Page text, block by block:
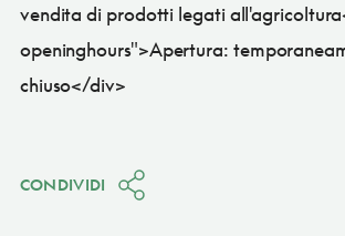
vendita di prodotti legati
openinghours">Apertura:
chiuso</div>
CONDIVIDI